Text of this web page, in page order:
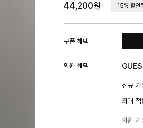
44,200원
15% 할인
쿠폰 혜택
회원 혜택
신규 가
최대 적
회원 가